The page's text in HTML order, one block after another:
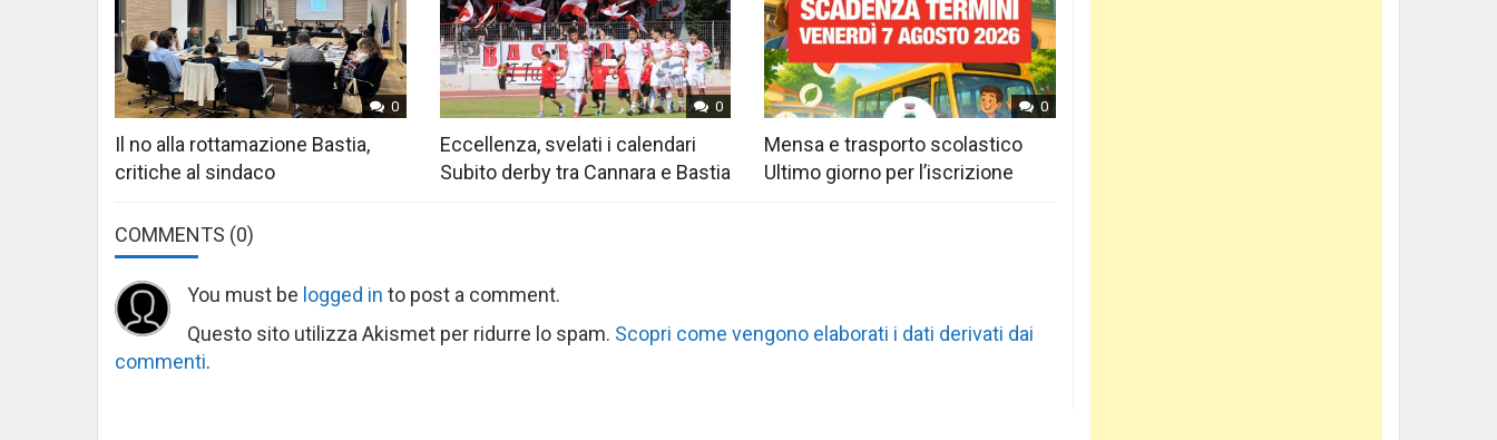
0
Il no alla rottamazione Bastia,
critiche al sindaco
0
Eccellenza, svelati i calendari
Subito derby tra Cannara e Bastia
0
Mensa e trasporto scolastico
Ultimo giorno per l’iscrizione
COMMENTS (0)
You must be logged in to post a comment.
Questo sito utilizza Akismet per ridurre lo spam. Scopri come vengono elaborati i dati derivati dai
commenti.